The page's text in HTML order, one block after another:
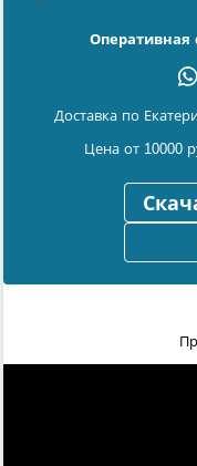
Оперативная
Доставка по
Цена от 10000